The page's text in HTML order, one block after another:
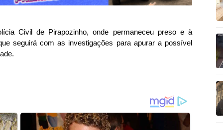
Civil de Pirapozinho, onde permaneceu preso e à
seguirá com as investigações para apurar a possível